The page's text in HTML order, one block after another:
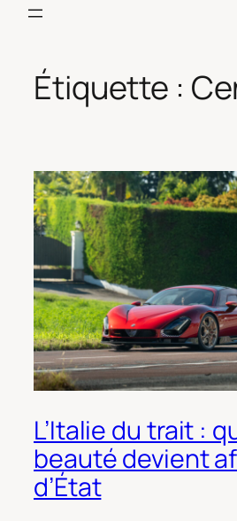
Étiquette :
L’Italie du trait :
beauté devient
d’État